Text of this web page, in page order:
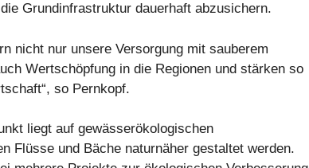
Grundinfrastruktur dauerhaft abzusichern.
nicht nur unsere Versorgung mit sauberem
Wertschöpfung in die Regionen und stärken so
so Pernkopf.
liegt auf gewässerökologischen
Flüsse und Bäche naturnäher gestaltet werden.